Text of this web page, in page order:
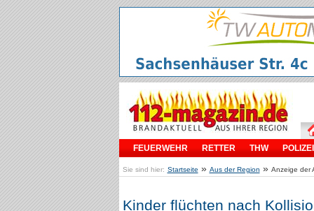
FEUERWEHR RETTER THW POLIZEI
Sie sind hier: Startseite » Aus der Region » Anzeige der
Kinder flüchten nach